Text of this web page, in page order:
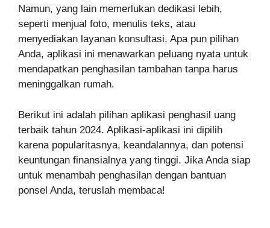
Namun, yang lain memerlukan dedikasi lebih,
seperti menjual foto, menulis teks, atau
menyediakan layanan konsultasi. Apa pun pilihan
Anda, aplikasi ini menawarkan peluang nyata untuk
mendapatkan penghasilan tambahan tanpa harus
meninggalkan rumah.
Berikut ini adalah pilihan aplikasi penghasil uang
terbaik tahun 2024. Aplikasi-aplikasi ini dipilih
karena popularitasnya, keandalannya, dan potensi
keuntungan finansialnya yang tinggi. Jika Anda siap
untuk menambah penghasilan dengan bantuan
ponsel Anda, teruslah membaca!